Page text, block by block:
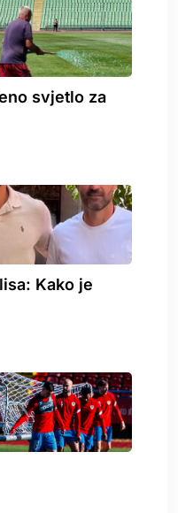
svjetlo za
Kako je